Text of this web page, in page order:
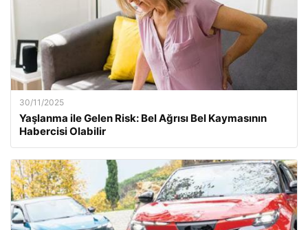
30/11/2025
Yaşlanma ile Gelen Risk: Bel Ağrısı Bel Kaymasının
Habercisi Olabilir